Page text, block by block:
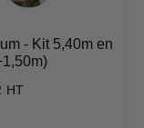
- Kit 5,40m en
HT